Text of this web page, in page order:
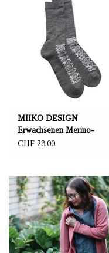
MIIKO DESIGN
Erwachsenen Merino-
Socken "Louhi" graufarben
CHF 28,00